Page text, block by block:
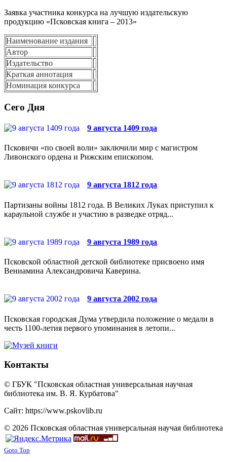
Заявка участника конкурса на лучшую издательскую
продукцию «Псковская книга – 2013»
Наименование издания
Автор
Издательство
Краткая аннотация
Номинация конкурса
Сего Дня
9 августа 1409 года
Псковичи «по своей воли» заключили мир с магистром
Ливонского ордена и Рижским епископом.
9 августа 1812 года
Партизаны войны 1812 года. В Великих Луках приступил к
караульной службе и участию в разведке отряд...
9 августа 1989 года
Псковской областной детской библиотеке присвоено имя
Вениамина Александровича Каверина.
9 августа 2002 года
Псковская городская Дума утвердила положение о медали в
честь 1100-летия первого упоминания в летопи...
Контакты
© ГБУК "Псковская областная универсальная научная
библиотека им. В. Я. Курбатова"
Сайт: https://www.pskovlib.ru
© 2026 Псковская областная универсальная научая библиотека
Goto Top